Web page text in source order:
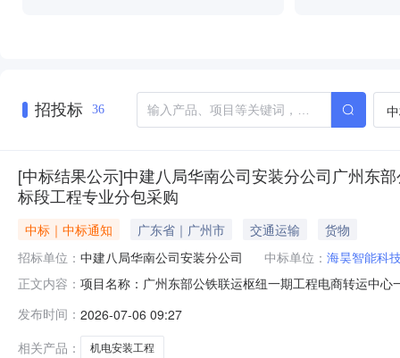
招投标 36
[中标结果公示]中建八局华南公司安装分公司广州东
标段工程专业分包采购
中标｜中标通知 广东省｜广州市 交通运输
货物
招标单位： 中建八局华南公司安装分公司 中标单位： 海昊智能科
正文内容： 项目名称：广州东部公铁联运枢纽一期工程电商转运中
发布时间： 2026-07-06 09:27
相关产品：
机电安装工程